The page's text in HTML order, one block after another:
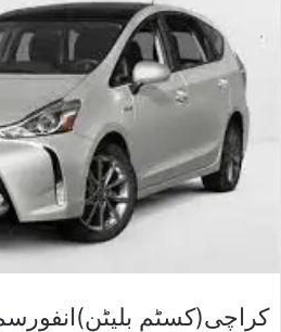
کراچی(کسٹم